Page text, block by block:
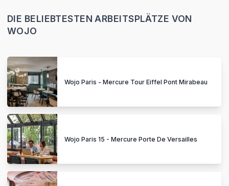
DIE BELIEBTESTEN ARBEITSPLÄTZE VON
WOJO
Wojo Paris - Mercure Tour Eiffel Pont Mirabeau
Wojo Paris 15 - Mercure Porte De Versailles